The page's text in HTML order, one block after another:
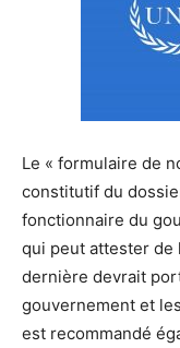
Le « formulaire de
constitutif du
fonctionnaire du
qui peut attester de
dernière devrait
gouvernement et
est recommandé